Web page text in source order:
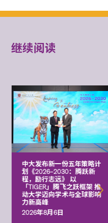
继续阅读
中大发布新一份五年策略计
划《2026‒2030：腾跃新
程，励行志远》 以
「TIGER」腾飞之跃框架 推
动大学迈向学术与全球影响
力新高峰
2026年8月6日